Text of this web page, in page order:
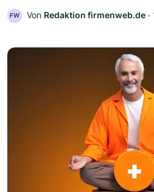
FW Von Redaktion firmenweb.de ‧